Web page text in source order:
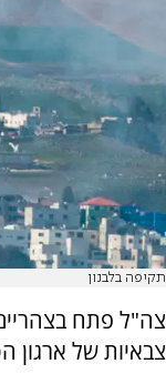
תקיפה בלבנון
צה"ל פתח
צבאיות של ארגון